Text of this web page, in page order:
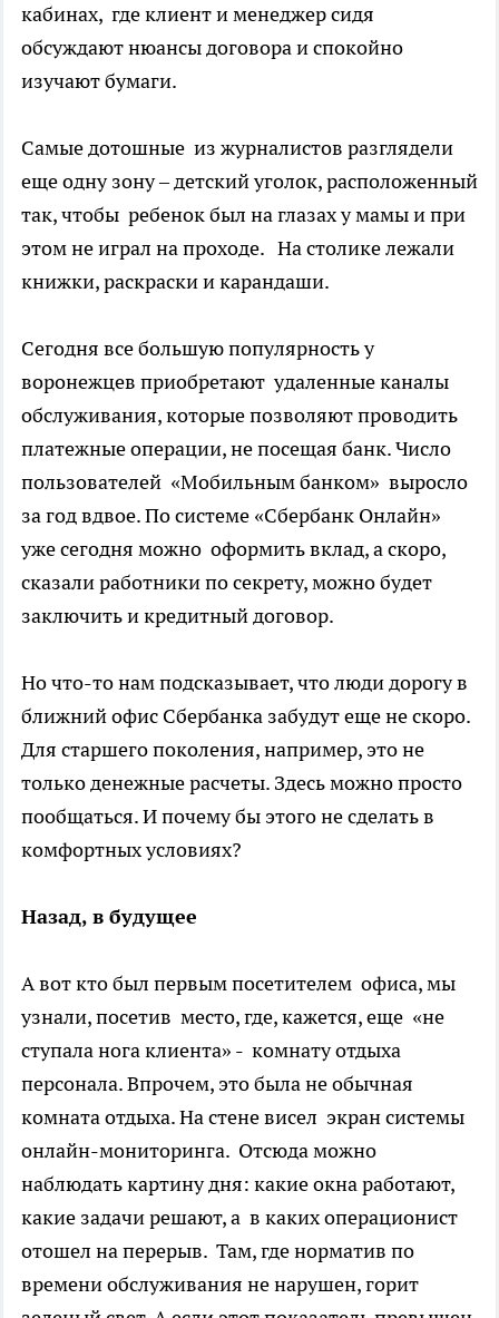
кабинах, где клиент и менеджер сидя
обсуждают нюансы договора и спокойно
изучают бумаги.
Самые дотошные из журналистов разглядели
еще одну зону – детский уголок, расположенный
так, чтобы ребенок был на глазах у мамы и при
этом не играл на проходе. На столике лежали
книжки, раскраски и карандаши.
Сегодня все большую популярность у
воронежцев приобретают удаленные каналы
обслуживания, которые позволяют проводить
платежные операции, не посещая банк. Число
пользователей «Мобильным банком» выросло
за год вдвое. По системе «Сбербанк Онлайн»
уже сегодня можно оформить вклад, а скоро,
сказали работники по секрету, можно будет
заключить и кредитный договор.
Но что-то нам подсказывает, что люди дорогу в
ближний офис Сбербанка забудут еще не скоро.
Для старшего поколения, например, это не
только денежные расчеты. Здесь можно просто
пообщаться. И почему бы этого не сделать в
комфортных условиях?
Назад, в будущее
А вот кто был первым посетителем офиса, мы
узнали, посетив место, где, кажется, еще «не
ступала нога клиента» - комнату отдыха
персонала. Впрочем, это была не обычная
комната отдыха. На стене висел экран системы
онлайн-мониторинга. Отсюда можно
наблюдать картину дня: какие окна работают,
какие задачи решают, а в каких операционист
отошел на перерыв. Там, где норматив по
времени обслуживания не нарушен, горит